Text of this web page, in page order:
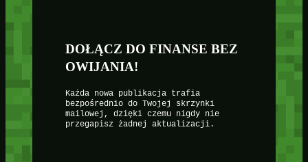
DOŁĄCZ DO FINANSE BEZ
OWIJANIA!
Każda nowa publikacja trafia
bezpośrednio do Twojej skrzynki
mailowej, dzięki czemu nigdy nie
przegapisz żadnej aktualizacji.